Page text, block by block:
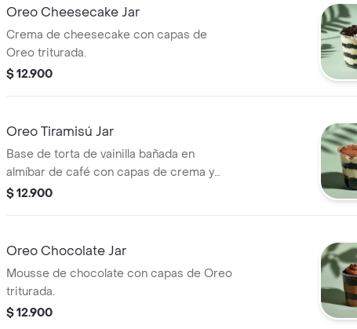
Oreo Cheesecake Jar
Crema de cheesecake con capas de
Oreo triturada.
$ 12.900
Oreo Tiramisú Jar
Base de torta de vainilla bañada en
almíbar de café con capas de crema y
Oreo triturada.
$ 12.900
Oreo Chocolate Jar
Mousse de chocolate con capas de Oreo
triturada.
$ 12.900